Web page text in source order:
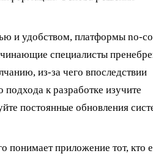
и удобством, платформы no-
специалисты
из-за чего впоследствии
к разработке изучите
постоянные обновления
понимает приложение тот, кто